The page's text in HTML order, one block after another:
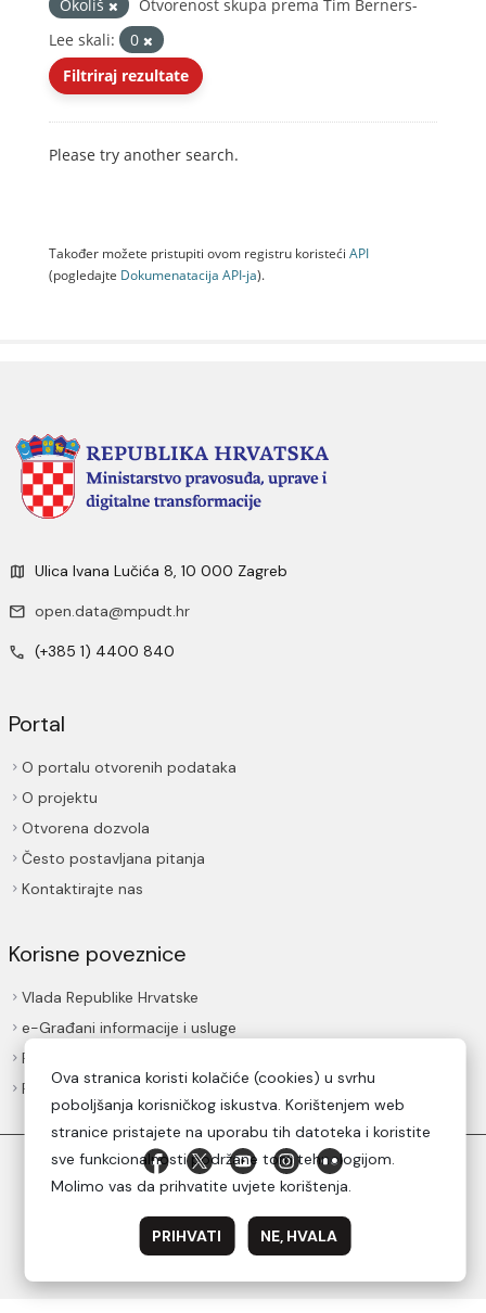
Okoliš
Otvorenost skupa prema Tim Berners-
Lee skali:
0
Filtriraj rezultate
Please try another search.
Također možete pristupiti ovom registru koristeći API
(pogledajte Dokumenаtаcijа API-jа).